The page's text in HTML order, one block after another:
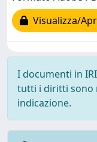
Visualizza/
I documenti in
tutti i diritti sono
indicazione.